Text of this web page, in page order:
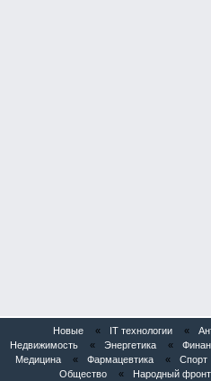
Новые « IT технологии «
Недвижимость
« Энергетика «
Медицина
« Фармацевтика « Спорт
Общество
« Народный фронт